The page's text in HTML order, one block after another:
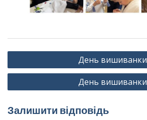
Навігація
записів
День вишиванки
День вишиванки
Залишити відповідь